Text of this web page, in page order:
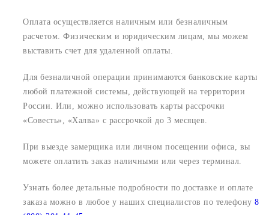
Оплата осуществляется наличным или безналичным
расчетом. Физическим и юридическим лицам, мы можем
выставить счет для удаленной оплаты.
Для безналичной операции принимаются банковские карты
любой платежной системы, действующей на территории
России. Или, можно использовать карты рассрочки
«Совесть», «Халва» с рассрочкой до 3 месяцев.
При выезде замерщика или личном посещении офиса, вы
можете оплатить заказ наличными или через терминал.
Узнать более детальные подробности по доставке и оплате
заказа можно в любое у наших специалистов по телефону 8